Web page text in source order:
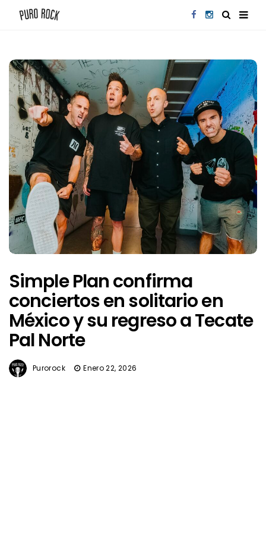
Simple Plan confirma
conciertos en solitario en
México y su regreso a Tecate
Pal Norte
Purorock Enero 22, 2026